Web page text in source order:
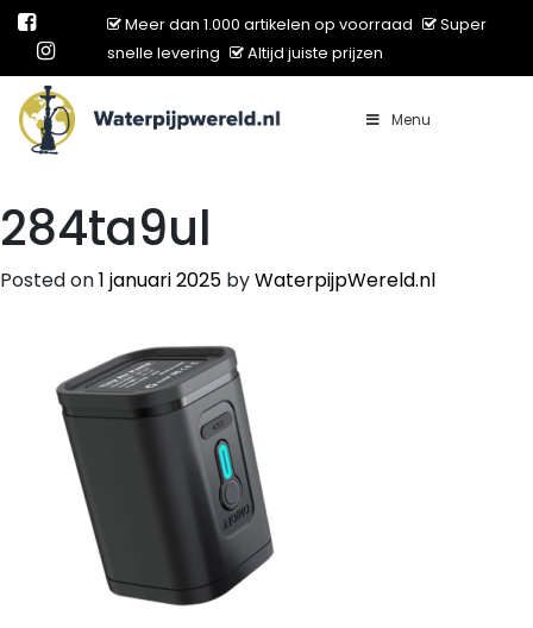
Meer dan 1.000 artikelen op voorraad
Super
snelle levering
Altijd juiste prijzen
Main Navigation Menu
284ta9ul
Posted on1 januari 2025 byWaterpijpWereld.nl